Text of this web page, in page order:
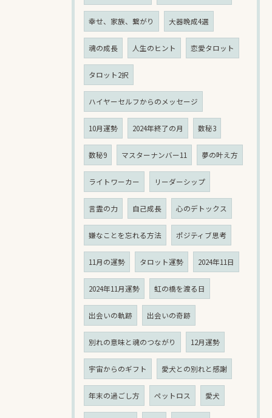
幸せ、家族、繋がり 大器晩成4選
魂の成長 人生のヒント 恋愛タロット
タロット2択
ハイヤーセルフからのメッセージ
10月運勢 2024年終了の月 数秘3
数秘9 マスターナンバー11 夢の叶え方
ライトワーカー リーダーシップ
言霊の力 自己成長 心のデトックス
嫌なことを忘れる方法 ポジティブ思考
11月の運勢 タロット運勢 2024年11日
2024年11月運勢 虹の橋を渡る日
出会いの軌跡 出会いの奇跡
別れの意味と魂のつながり 12月運勢
宇宙からのギフト 愛犬との別れと感謝
年末の過ごし方 ペットロス 愛犬